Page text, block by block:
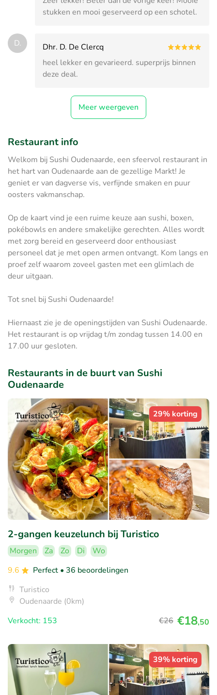
stukken en mooi geserveerd op een schotel.
D.
Dhr. D. De Clercq
heel lekker en gevarieerd. superprijs binnen
deze deal.
Meer weergeven
Restaurant info
Welkom bij Sushi Oudenaarde, een sfeervol restaurant in
het hart van Oudenaarde aan de gezellige Markt! Je
geniet er van dagverse vis, verfijnde smaken en puur
oosters vakmanschap.
Op de kaart vind je een ruime keuze aan sushi, boxen,
pokébowls en andere smakelijke gerechten. Alles wordt
met zorg bereid en geserveerd door enthousiast
personeel dat je met open armen ontvangt. Kom langs en
proef zelf waarom zoveel gasten met een glimlach de
deur uitgaan.
Tot snel bij Sushi Oudenaarde!
Hiernaast zie je de openingstijden van Sushi Oudenaarde.
Het restaurant is op vrijdag t/m zondag tussen 14.00 en
17.00 uur gesloten.
Restaurants in de buurt van Sushi
Oudenaarde
29% korting
2-gangen keuzelunch bij Turistico
Morgen Za Zo Di
Wo
9.6
Perfect • 36 beoordelingen
Turistico
Oudenaarde (0km)
Verkocht: 153
€26 €18,50
39% korting